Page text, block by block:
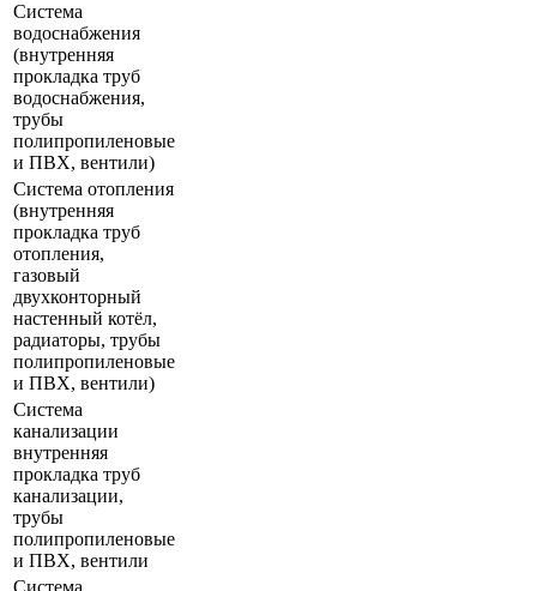
Система
водоснабжения
(внутренняя
прокладка труб
водоснабжения,
трубы
полипропиленовые
и ПВХ, вентили)
Система отопления
(внутренняя
прокладка труб
отопления,
газовый
двухконторный
настенный котёл,
радиаторы, трубы
полипропиленовые
и ПВХ, вентили)
Система
канализации
внутренняя
прокладка труб
канализации,
трубы
полипропиленовые
и ПВХ, вентили